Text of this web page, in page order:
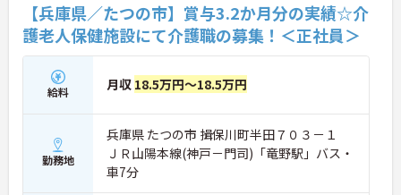
【兵庫県／たつの市】賞与3.2か月分の実績☆介
護老人保健施設にて介護職の募集！＜正社員＞
給料 月収 18.5万円～18.5万円
勤務地
兵庫県 たつの市 揖保川町半田７０３－１
ＪＲ山陽本線(神戸－門司)「竜野駅」バス・
車7分